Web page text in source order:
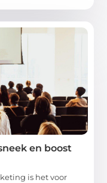
en boost
is het voor